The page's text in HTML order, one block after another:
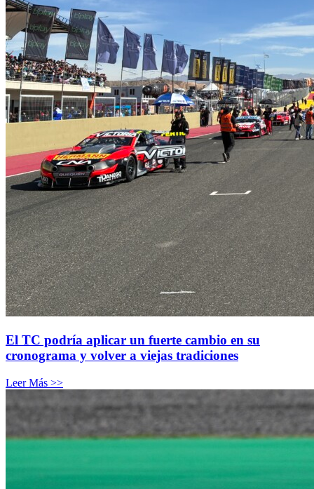
El TC podría aplicar un fuerte cambio en su
cronograma y volver a viejas tradiciones
Leer Más >>